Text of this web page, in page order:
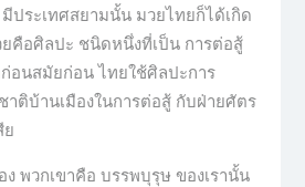
ประเทศสยามนั้น มวยไทยก็ได้เกิด
คือศิลปะ ชนิดหนึ่งที่เป็น การต่อสู้
อนสมัยก่อน ไทยใช้ศิลปะการ
าติบ้านเมืองในการต่อสู้ กับฝ่ายศัตร
ย
พวกเขาคือ บรรพบุรุษ ของเรานั้น